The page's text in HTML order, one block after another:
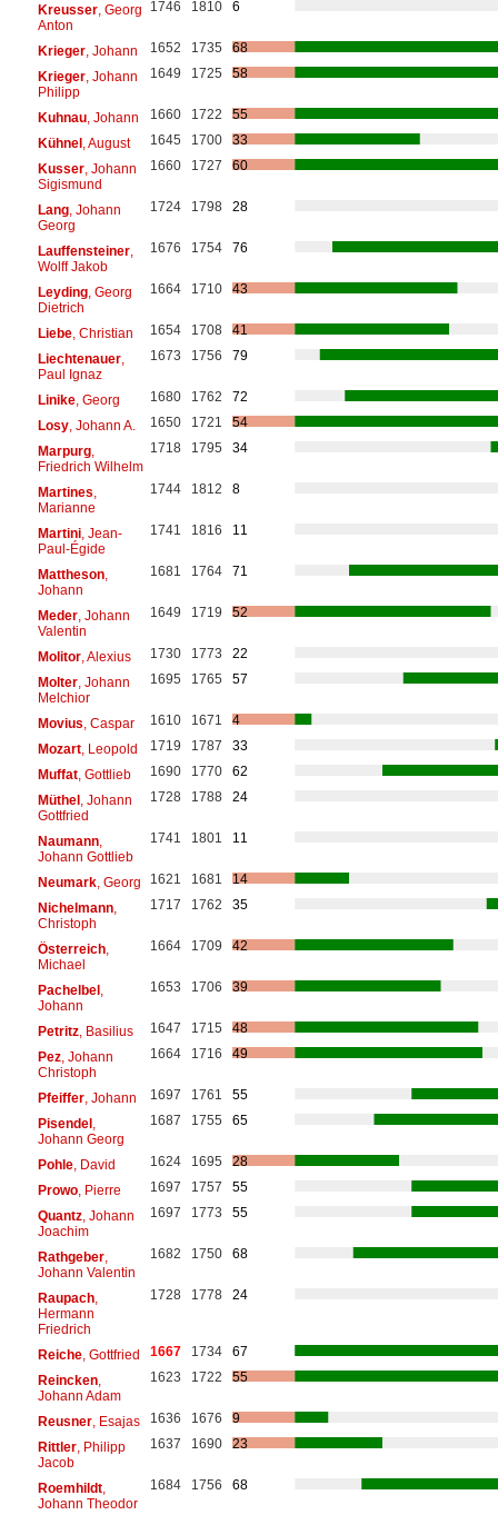
Kreusser, Georg
Anton
1746 1810 6
Krieger, Johann 1652 1735
68
Krieger, Johann
Philipp
1649 1725 58
Kuhnau, Johann 1660 1722
55
Kühnel, August 1645 1700
33
Kusser, Johann
Sigismund
1660 1727 60
Lang, Johann
Georg
1724 1798 28
Lauffensteiner,
Wolff Jakob
1676 1754 76
Leyding, Georg
Dietrich
1664 1710 43
Liebe, Christian 1654 1708
41
Liechtenauer,
Paul Ignaz
1673 1756 79
Linike, Georg 1680 1762
72
Losy, Johann A. 1650 1721
54
Marpurg,
Friedrich Wilhelm
1718 1795 34
Martines
Marianne
1744 1812 8
Martini, Jean-
Paul-Égide
1741 1816 11
Mattheson,
Johann
1681 1764 71
Meder, Johann
Valentin
1649 1719 52
Molitor, Alexius 1730 1773
22
Molter, Johann
Melchior
1695 1765 57
Movius , Caspar 1610 1671
4
Mozart, Leopold 1719 1787
33
Muffat, Gottlieb 1690 1770
62
Müthel, Johann
Gottfried
1728 1788 24
Naumann,
Johann Gottlieb
1741 1801 11
Neumark, Georg 1621 1681
14
Nichelmann,
Christoph
1717 1762 35
Österreich,
Michael
1664 1709 42
Pachelbel,
Johann
1653 1706 39
Petritz, Basilius 1647 1715
48
Pez, Johann
Christoph
1664 1716 49
Pfeiffer, Johann 1697 1761
55
Pisendel,
Johann Georg
1687 1755 65
Pohle, David 1624 1695
28
Prowo, Pierre 1697 1757
55
Quantz, Johann
Joachim
1697 1773 55
Rathgeber,
Johann Valentin
1682 1750 68
Raupach,
Hermann
Friedrich
1728 1778 24
Reiche, Gottfried 1667 1734
67
Reincken,
Johann Adam
1623 1722 55
Reusner, Esajas 1636 1676
9
Rittler, Philipp
Jacob
1637 1690 23
Roemhildt,
Johann Theodor
1684 1756 68